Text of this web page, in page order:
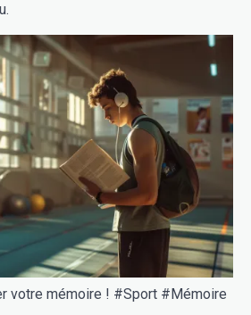
votre mémoire ! #Sport #Mémoire